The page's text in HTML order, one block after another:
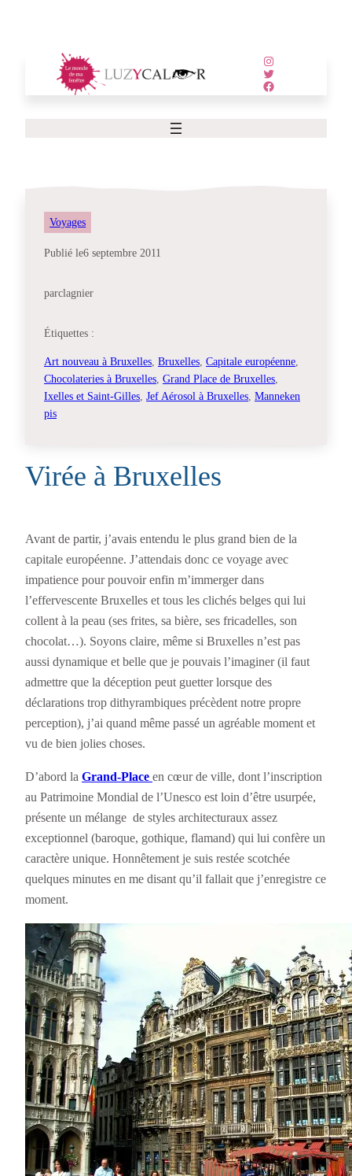
Instagram
Twitter
Facebook
Voyages
Publié le6 septembre 2011
parclagnier
Étiquettes :
Art nouveau à Bruxelles Bruxelles Capitale européenne
Chocolateries à Bruxelles Grand Place de Bruxelles
Ixelles et Saint-Gilles Jef Aérosol à Bruxelles Manneken
pis
Virée à Bruxelles
Avant de partir, j’avais entendu le plus grand bien de la
capitale européenne. J’attendais donc ce voyage avec
impatience pour pouvoir enfin m’immerger dans
l’effervescente Bruxelles et tous les clichés belges qui lui
collent à la peau (ses frites, sa bière, ses fricadelles, son
chocolat…). Soyons claire, même si Bruxelles n’est pas
aussi dynamique et belle que je pouvais l’imaginer (il faut
admettre que la déception peut guetter lorsque des
déclarations trop dithyrambiques précèdent notre propre
perception), j’ai quand même passé un agréable moment et
vu de bien jolies choses.
D’abord la Grand-Place en cœur de ville, dont l’inscription
au Patrimoine Mondial de l’Unesco est loin d’être usurpée,
présente un mélange de styles architecturaux assez
exceptionnel (baroque, gothique, flamand) qui lui confère un
caractère unique. Honnêtement je suis restée scotchée
quelques minutes en me disant qu’il fallait que j’enregistre ce
moment.